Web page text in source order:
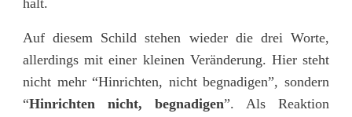
hält.
Auf diesem Schild stehen wieder die drei Worte,
allerdings mit einer kleinen Veränderung. Hier steht
nicht mehr “Hinrichten, nicht begnadigen”, sondern
“Hinrichten nicht, begnadigen”. Als Reaktion